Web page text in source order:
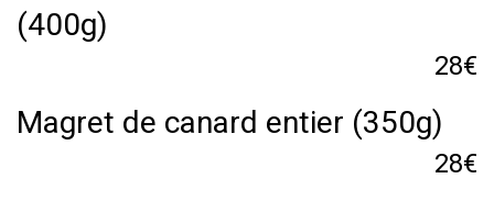
(400g)
28€
Magret de canard entier (350g)
28€